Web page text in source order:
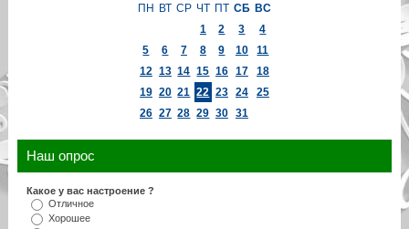
ПН ВТ СР ЧТ ПТ СБ ВС
1
2 3
4
5
6 7 8 9 10
11
12 13 14 15 16 17
18
19 20 21 22 23 24
25
26 27 28 29 30 31
Наш опрос
Какое у вас настроение ?
Отличное
Хорошее